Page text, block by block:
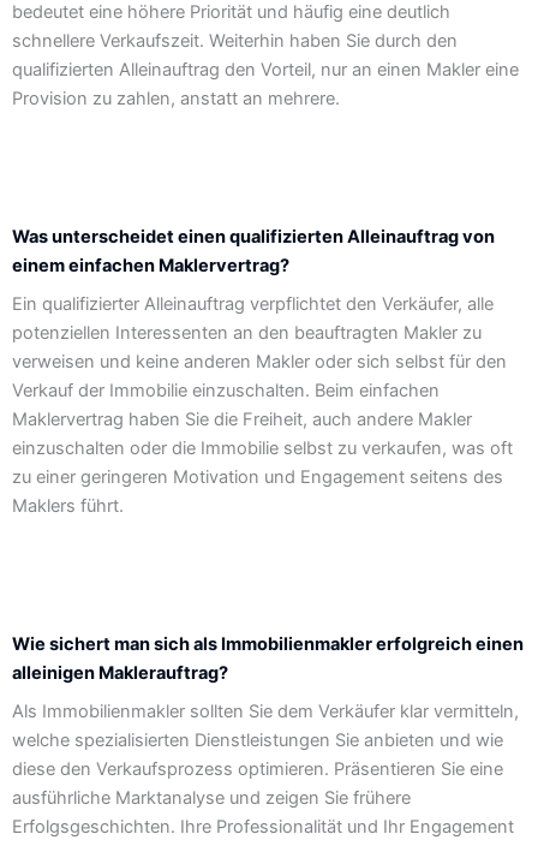
bedeutet eine höhere Priorität und häufig eine deutlich
schnellere Verkaufszeit. Weiterhin haben Sie durch den
qualifizierten Alleinauftrag den Vorteil, nur an einen Makler eine
Provision zu zahlen, anstatt an mehrere.
Was unterscheidet einen qualifizierten Alleinauftrag von
einem einfachen Maklervertrag?
Ein qualifizierter Alleinauftrag verpflichtet den Verkäufer, alle
potenziellen Interessenten an den beauftragten Makler zu
verweisen und keine anderen Makler oder sich selbst für den
Verkauf der Immobilie einzuschalten. Beim einfachen
Maklervertrag haben Sie die Freiheit, auch andere Makler
einzuschalten oder die Immobilie selbst zu verkaufen, was oft
zu einer geringeren Motivation und Engagement seitens des
Maklers führt.
Wie sichert man sich als Immobilienmakler erfolgreich einen
alleinigen Maklerauftrag?
Als Immobilienmakler sollten Sie dem Verkäufer klar vermitteln,
welche spezialisierten Dienstleistungen Sie anbieten und wie
diese den Verkaufsprozess optimieren. Präsentieren Sie eine
ausführliche Marktanalyse und zeigen Sie frühere
Erfolgsgeschichten. Ihre Professionalität und Ihr Engagement